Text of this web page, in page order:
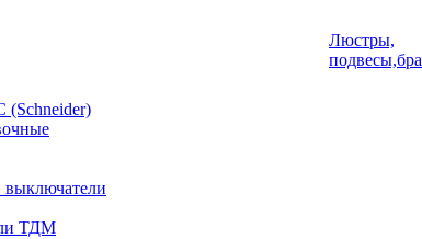
(Schneider)
выключатели
ТДМ
Люстры,
подвесы,бра